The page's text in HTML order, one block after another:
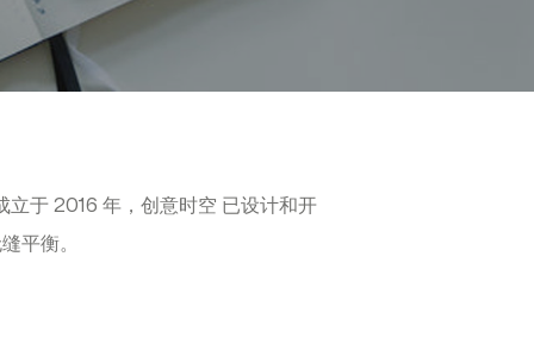
于 2016 年，创意时空 已设计和开
平衡。